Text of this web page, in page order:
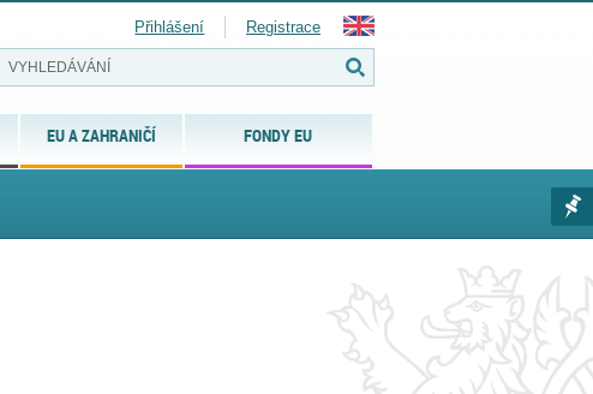
EU A ZAHRANIČÍ FONDY EU
Přihlášení Registrace